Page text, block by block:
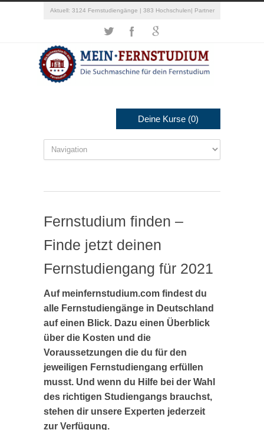
Aktuell: 3124 Fernstudiengänge | 383 Hochschulen| Partner
Deine Kurse (0)
Fernstudium finden –
Finde jetzt deinen
Fernstudiengang für 2021
Auf meinfernstudium.com findest du
alle Fernstudiengänge in Deutschland
auf einen Blick. Dazu einen Überblick
über die Kosten und die
Voraussetzungen die du für den
jeweiligen Fernstudiengang erfüllen
musst. Und wenn du Hilfe bei der Wahl
des richtigen Studiengangs brauchst,
stehen dir unsere Experten jederzeit
zur Verfügung.